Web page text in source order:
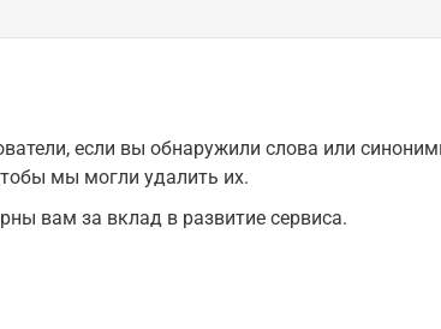
если вы обнаружили слова или
мы могли удалить их.
вам за вклад в развитие сервиса.